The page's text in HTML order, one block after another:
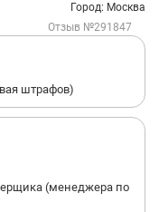
Город: Москва
Отзыв №291847
штрафов)
(менеджера по